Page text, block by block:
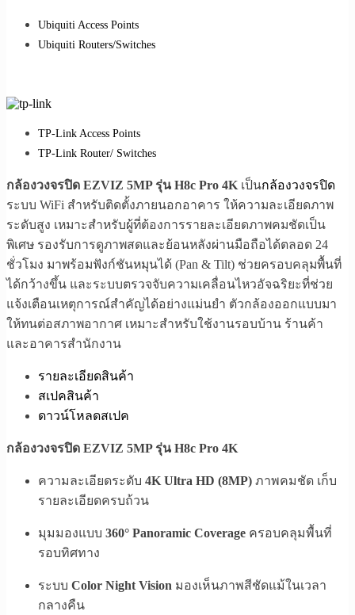
Ubiquiti Access Points
Ubiquiti Routers/Switches
TP-Link Access Points
TP-Link Router/ Switches
กล้องวงจรปิด EZVIZ 5MP รุ่น H8c Pro 4Kเป็นกล้องวงจรปิด
ระบบ WiFi สำหรับติดตั้งภายนอกอาคาร ให้ความละเอียดภาพ
ระดับสูง เหมาะสำหรับผู้ที่ต้องการรายละเอียดภาพคมชัดเป็น
พิเศษ รองรับการดูภาพสดและย้อนหลังผ่านมือถือได้ตลอด 24
ชั่วโมง มาพร้อมฟังก์ชันหมุนได้ (Pan & Tilt) ช่วยครอบคลุมพื้นที่
ได้กว้างขึ้น และระบบตรวจจับความเคลื่อนไหวอัจฉริยะที่ช่วย
แจ้งเตือนเหตุการณ์สำคัญได้อย่างแม่นยำ ตัวกล้องออกแบบมา
ให้ทนต่อสภาพอากาศ เหมาะสำหรับใช้งานรอบบ้าน ร้านค้า
และอาคารสำนักงาน
รายละเอียดสินค้า
สเปคสินค้า
ดาวน์โหลดสเปค
กล้องวงจรปิด EZVIZ 5MP รุ่น H8c Pro 4K
ความละเอียดระดับ 4K Ultra HD (8MP) ภาพคมชัด เก็บ
รายละเอียดครบถ้วน
มุมมองแบบ 360° Panoramic Coverage ครอบคลุมพื้นที่
รอบทิศทาง
ระบบ Color Night Vision มองเห็นภาพสีชัดแม้ในเวลา
กลางคืน